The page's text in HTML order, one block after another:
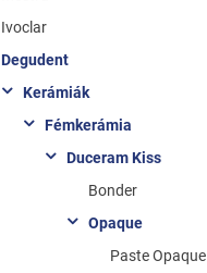
Ivoclar
Degudent
Kerámiák
Fémkerámia
Duceram Kiss
Bonder
Opaque
Paste Opaque